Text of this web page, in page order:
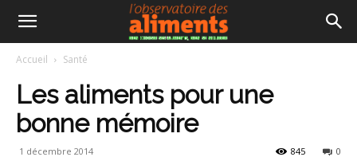
Accueil Santé
Les aliments pour une
bonne mémoire
1 décembre 2014 0
845